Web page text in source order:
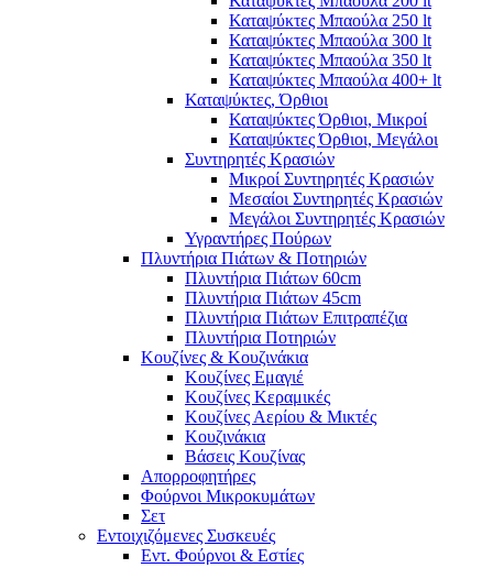
Καταψύκτες Μπαούλα 250 lt
Καταψύκτες Μπαούλα 300 lt
Καταψύκτες Μπαούλα 350 lt
Καταψύκτες Μπαούλα 400+ lt
Καταψύκτες, Όρθιοι
Καταψύκτες Όρθιοι, Μικροί
Καταψύκτες Όρθιοι, Μεγάλοι
Συντηρητές Κρασιών
Μικροί Συντηρητές Κρασιών
Μεσαίοι Συντηρητές Κρασιών
Μεγάλοι Συντηρητές Κρασιών
Υγραντήρες Πούρων
Πλυντήρια Πιάτων & Ποτηριών
Πλυντήρια Πιάτων 60cm
Πλυντήρια Πιάτων 45cm
Πλυντήρια Πιάτων Επιτραπέζια
Πλυντήρια Ποτηριών
Κουζίνες & Κουζινάκια
Κουζίνες Εμαγιέ
Κουζίνες Κεραμικές
Κουζίνες Αερίου & Μικτές
Κουζινάκια
Βάσεις Κουζίνας
Απορροφητήρες
Φούρνοι Μικροκυμάτων
Σετ
Εντοιχιζόμενες Συσκευές
Εντ. Φούρνοι & Εστίες